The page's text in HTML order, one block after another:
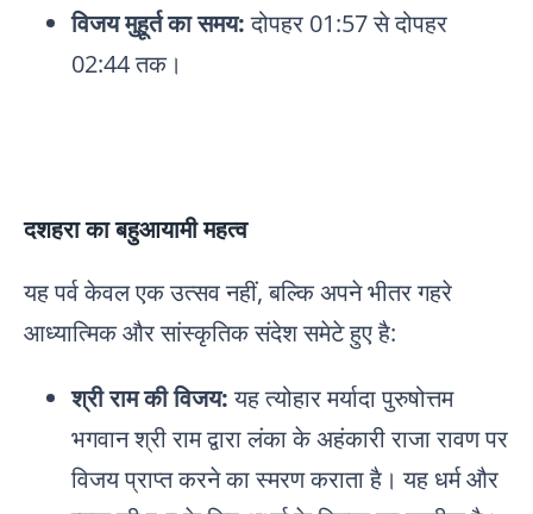
विजय मुहूर्त का समय:दोपहर 01:57 से दोपहर
02:44 तक।
दशहरा का बहुआयामी महत्व
यह पर्व केवल एक उत्सव नहीं, बल्कि अपने भीतर गहरे
आध्यात्मिक और सांस्कृतिक संदेश समेटे हुए है:
श्री राम की विजय:यह त्योहार मर्यादा पुरुषोत्तम
भगवान श्री राम द्वारा लंका के अहंकारी राजा रावण पर
विजय प्राप्त करने का स्मरण कराता है। यह धर्म और